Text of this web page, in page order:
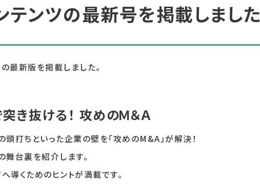
テンツの最新号を掲載しました
の最新版を掲載しました。
き抜ける！ 攻めのＭ＆Ａ
打ちといった企業の壁を「攻めのM&A」が解決！
台裏を紹介します。
導くためのヒントが満載です。